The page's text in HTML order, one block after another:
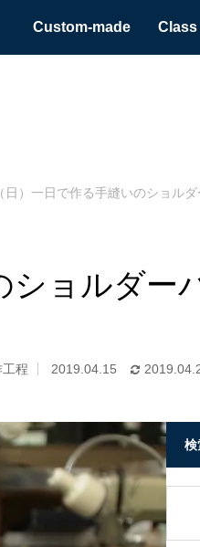
Custom-made Class
）一日で作る手縫いのショル
ショルダー
程 2019.04.15
検